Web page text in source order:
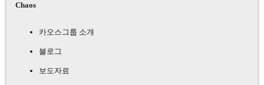
Chaos
카오스그룹 소개
블로그
보도자료